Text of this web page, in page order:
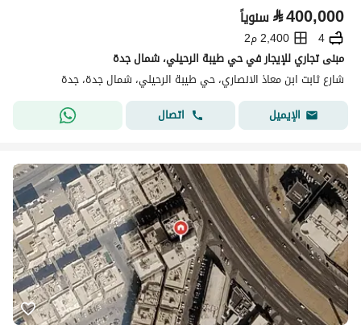
⃁400,000 سنوياً
4
2,400 م2
مبنى تجاري للإيجار في حي طيبة الرحيلي، شمال جدة
شارع ثابت ابن معاذ الانصاري، حي طيبة الرحيلي، شمال جدة، جدة
الإيميل
اتصال